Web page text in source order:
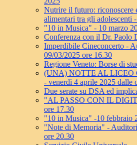
Nutrire il futuro: riconoscere
alimentari tra gli adolescenti
"10 in Musica" - 10 marzo
Conferenza con il Dr. Paolo
Imperdibile Cineconcerto -
09/03/2025 ore 16.30
Regione Veneto: Borse di
(UNA) NOTTE AL LICEO
- venerdì 4 aprile 2025 dalle
Due serate su DSA ed
"AL PASSO CON IL
ore 17.30
"10 in Musica" -10 febbraio
"Note di Memoria" -
ore 20.30